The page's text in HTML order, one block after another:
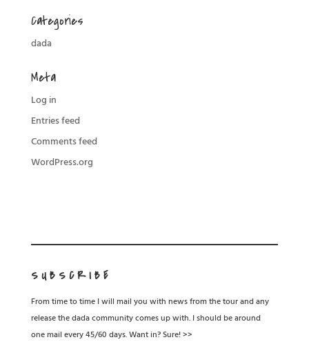
Categories
dada
Meta
Log in
Entries feed
Comments feed
WordPress.org
SUBSCRIBE
From time to time I will mail you with news from the tour and any
release the dada community comes up with. I should be around
one mail every 45/60 days. Want in? Sure! >>